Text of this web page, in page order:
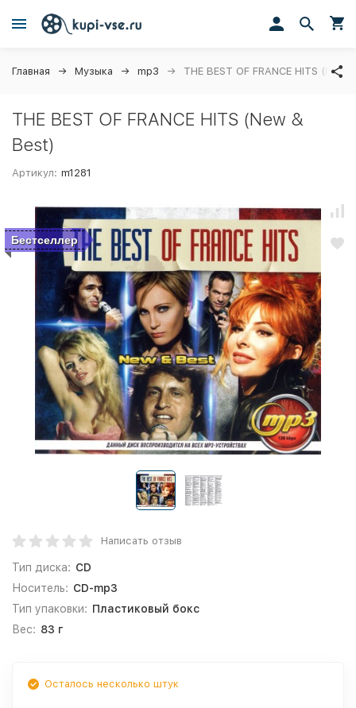
Главная Музыка mp3 THE BEST OF FRANCE HITS (New
THE BEST OF FRANCE HITS (New &
Best)
Артикул: m1281
Бестселлер
Написать отзыв
Тип диска: CD
Носитель: CD-mp3
Тип упаковки: Пластиковый бокс
Вес: 83 г
Осталось несколько штук